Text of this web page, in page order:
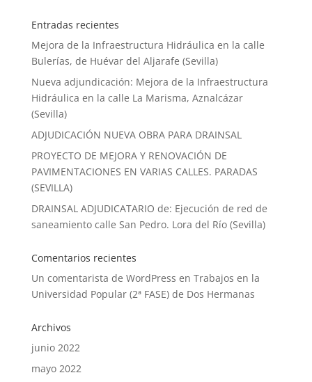
Entradas recientes
Mejora de la Infraestructura Hidráulica en la calle
Bulerías, de Huévar del Aljarafe (Sevilla)
Nueva adjundicación: Mejora de la Infraestructura
Hidráulica en la calle La Marisma, Aznalcázar
(Sevilla)
ADJUDICACIÓN NUEVA OBRA PARA DRAINSAL
PROYECTO DE MEJORA Y RENOVACIÓN DE
PAVIMENTACIONES EN VARIAS CALLES. PARADAS
(SEVILLA)
DRAINSAL ADJUDICATARIO de: Ejecución de red de
saneamiento calle San Pedro. Lora del Río (Sevilla)
Comentarios recientes
Un comentarista de WordPress en Trabajos en la
Universidad Popular (2ª FASE) de Dos Hermanas
Archivos
junio 2022
mayo 2022